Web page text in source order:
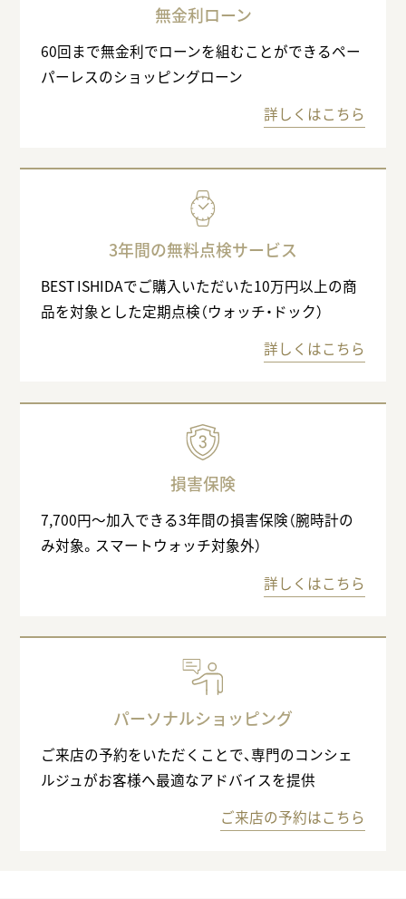
無金利ローン
60回まで無金利でローンを組むことができるペー
パーレスのショッピングローン
詳しくはこちら
3年間の無料点検サービス
BEST ISHIDAでご購入いただいた10万円以上の商
品を対象とした定期点検（ウォッチ・ドック）
詳しくはこちら
損害保険
7,700円〜加入できる3年間の損害保険（腕時計の
み対象。スマートウォッチ対象外）
詳しくはこちら
パーソナルショッピング
ご来店の予約をいただくことで、専門のコンシェ
ルジュがお客様へ最適なアドバイスを提供
ご来店の予約はこちら